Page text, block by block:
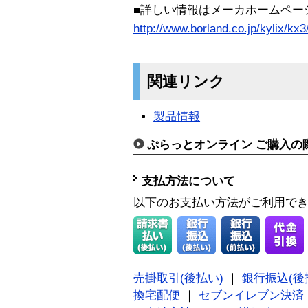
■詳しい情報はメーカホームペ
http://www.borland.co.jp/kylix/
関連リンク
製品情報
ぷらっとオンライン ご購入の
支払方法について
以下のお支払い方法がご利用で
売掛取引(後払い)
銀行振込(後
換宅配便
セブンイレブン決済